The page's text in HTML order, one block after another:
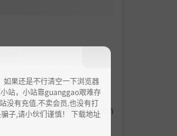
7
1 GB or AMD Radeon
如果还是不行清空一下浏览器
站，小站靠guanggao艰难存
没有充值.不卖会员.也没有打
子,请小伙们谨慎！ 下载地址